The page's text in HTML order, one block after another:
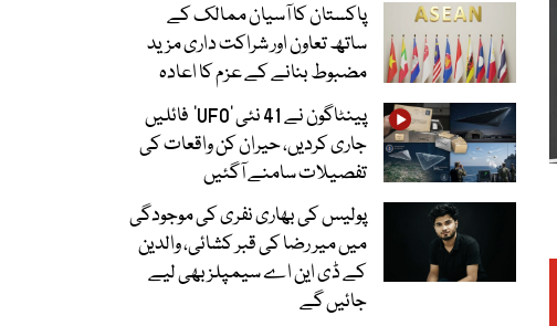
پاکستان کا آسیان ممالک کے
ساتھ تعاون اور شراکت داری مزید
مضبوط بنانے کے عزم کا اعادہ
پینٹاگون نے 41 نئی ’UFO‘ فائلیں
جاری کردیں، حیران کن واقعات کی
تفصیلات سامنے آگئیں
پولیس کی بھاری نفری کی موجودگی
میں میر رضا کی قبر کشائی، والدین
کے ڈی این اے سیمپلز بھی لیے
جائیں گے